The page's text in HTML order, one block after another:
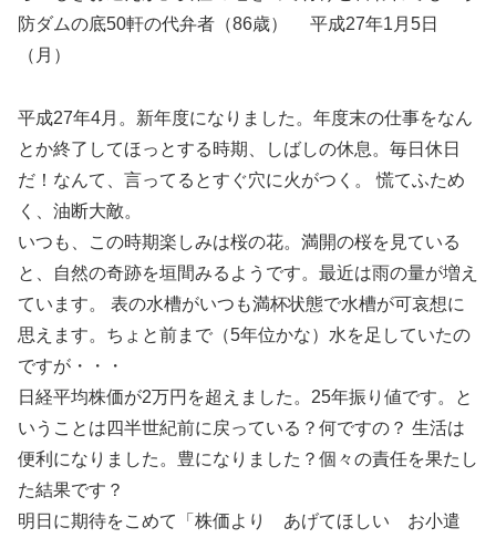
防ダムの底50軒の代弁者（86歳） 平成27年1月5日
（月）
平成27年4月。新年度になりました。年度末の仕事をなん
とか終了してほっとする時期、しばしの休息。毎日休日
だ！なんて、言ってるとすぐ穴に火がつく。 慌てふため
く、油断大敵。
いつも、この時期楽しみは桜の花。満開の桜を見ている
と、自然の奇跡を垣間みるようです。最近は雨の量が増え
ています。 表の水槽がいつも満杯状態で水槽が可哀想に
思えます。ちょと前まで（5年位かな）水を足していたの
ですが・・・
日経平均株価が2万円を超えました。25年振り値です。と
いうことは四半世紀前に戻っている？何ですの？ 生活は
便利になりました。豊になりました？個々の責任を果たし
た結果です？
明日に期待をこめて「株価より あげてほしい お小遣